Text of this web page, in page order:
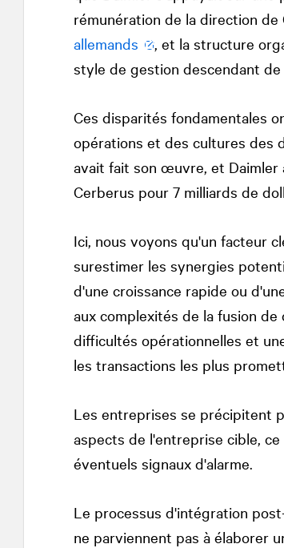
rémunération de la direction de
allemands
, et la structure
style de gestion descendant de
Ces disparités fondamentales
opérations et des cultures des
avait fait son œuvre, et Daimler
Cerberus pour 7 milliards de
Ici, nous voyons qu'un facteur
surestimer les synergies
d'une croissance rapide ou
aux complexités de la fusion
difficultés opérationnelles et
les transactions les plus
Les entreprises se précipitent
aspects de l'entreprise cible,
éventuels signaux d'alarme.
Le processus d'intégration
ne parviennent pas à élaborer